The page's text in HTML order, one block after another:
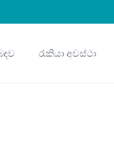
රැකියා අවස්ථා